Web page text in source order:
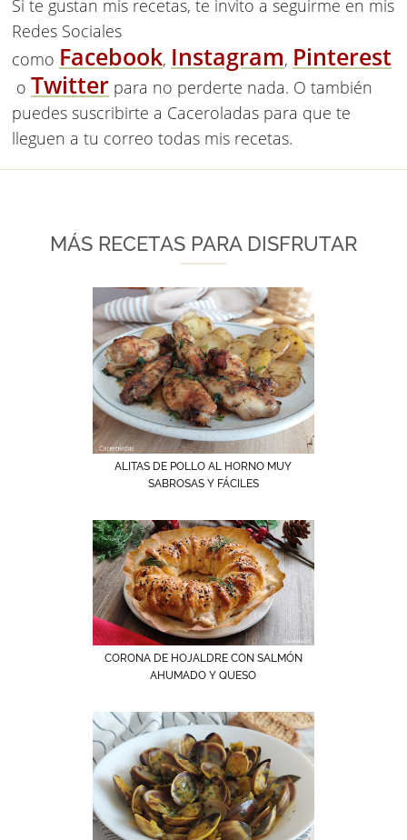
Si te gustan mis recetas, te invito a seguirme en mis
Redes Sociales
como Facebook, Instagram, Pinterest
o Twitter para no perderte nada. O también
puedes suscribirte a Caceroladas para que te
lleguen a tu correo todas mis recetas.
MÁS RECETAS PARA DISFRUTAR
ALITAS DE POLLO AL HORNO MUY
SABROSAS Y FÁCILES
CORONA DE HOJALDRE CON SALMÓN
AHUMADO Y QUESO